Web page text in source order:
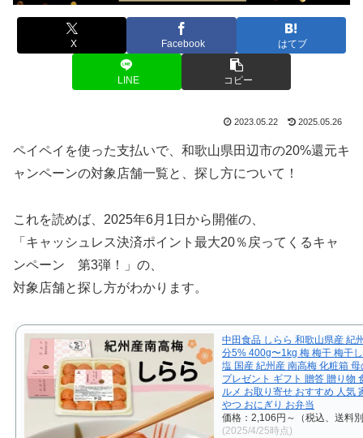
X Facebook はてブ
LINE コピー
2023.05.22 2025.05.26
ペイペイを使った支払いで、和歌山県田辺市の20%還元キ
ャンペーンの対象店舗一覧と、探し方について！
これを読めば、2025年6月1日から開催の、
「キャッシュレス決済ポイント最大20％戻ってくるキャ
ンペーン 第3弾！」の、
対象店舗と探し方がわかります。
中田食品 しらら 和歌山県産 紀
分5% 400g〜1kg 梅 梅干 梅干
塩 国産 紀州産 南高梅 化粧箱
プレゼント ギフト 贈答 贈り物
ルメ お取り寄せ おすすめ 人気
やつ おにぎり お弁当
価格：2,106円～（税込、送料
(2025/4/25時点)